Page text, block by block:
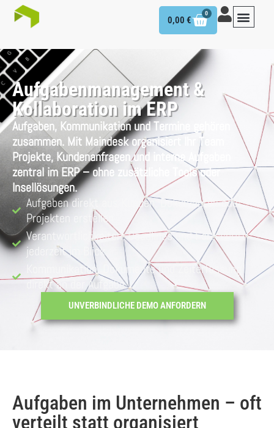
0,00 €
0
Aufgabenmanagement &
Kollaboration im ERP
Aufgaben, Kommunikation und Termine gehören
zusammen. Mit Maindesk organisiert Ihr Team
Projekte, Kundenanfragen und interne Aufgaben
zentral im ERP – ohne zusätzliche Tools oder
Insellösungen.
Aufgaben direkt aus Kunden, Dokumenten oder
Projekten erstellen
Verantwortlichkeiten, Deadlines und Fortschritt
jederzeit im Blick
Kommunikation, Dokumente und Zeiterfassung
direkt an der Aufgabe
UNVERBINDLICHE DEMO ANFORDERN
Aufgaben im Unternehmen – oft
verteilt statt organisiert